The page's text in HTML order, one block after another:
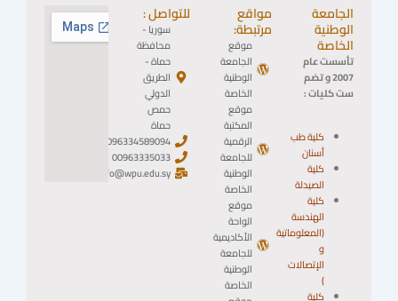
الجامعة
الوطنية
الخاصة
تأسست عام
2007 و تضم
ست كليات :
كلية طب
أسنان
كلية
الصيدلة
كلية
الهندسة
(المعلوماتية
و
الإتصالات
)
كلية
مواقع
مرتبطة:
موقع
الجامعة
الوطنية
الخاصة
موقع
المكتبة
الرقمية
للجامعة
الوطنية
الخاصة
موقع
الواحة
الأكاديمية
للجامعة
الوطنية
الخاصة
للتواصل :
سوريا -
محافظة
حماة -
الطريق
الدولي
حمص
حماة
0096334589094
00963335033
info@wpu.edu.sy